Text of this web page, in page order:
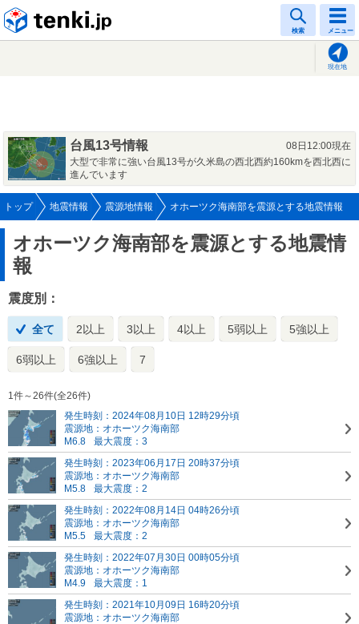
検索 メニュー
現在地
台風13号情報
08日12:00現在
大型で非常に強い台風13号が久米島の西北西約160kmを西北西に
進んでいます
トップ 地震情報 震源地情報 オホーツク海南部を震源とする地震情報
オホーツク海南部を震源とする地震情
報
震度別：
全て 2以上 3以上 4以上 5弱以上 5強以上
6弱以上 6強以上 7
1件～26件(全26件)
発生時刻：2024年08月10日 12時29分頃
震源地：オホーツク海南部
M6.8
最大震度：3
発生時刻：2023年06月17日 20時37分頃
震源地：オホーツク海南部
M5.8
最大震度：2
発生時刻：2022年08月14日 04時26分頃
震源地：オホーツク海南部
M5.5
最大震度：2
発生時刻：2022年07月30日 00時05分頃
震源地：オホーツク海南部
M4.9
最大震度：1
発生時刻：2021年10月09日 16時20分頃
震源地：オホーツク海南部